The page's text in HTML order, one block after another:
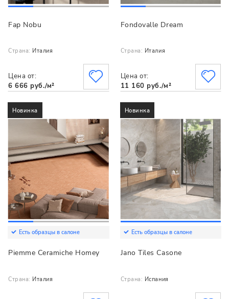
Fap Nobu
Страна: Италия
Цена от:
6 666 руб./м²
Fondovalle Dream
Страна: Италия
Цена от:
11 160 руб./м²
Новинка
Есть образцы в салоне
Piemme Ceramiche Homey
Страна: Италия
Новинка
Есть образцы в салоне
Jano Tiles Casone
Страна: Испания